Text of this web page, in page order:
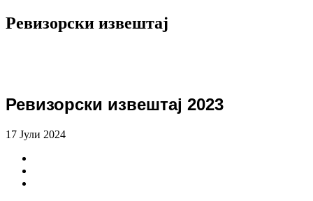
Ревизорски извештај
Ревизорски извештај 2023
17 Јули 2024